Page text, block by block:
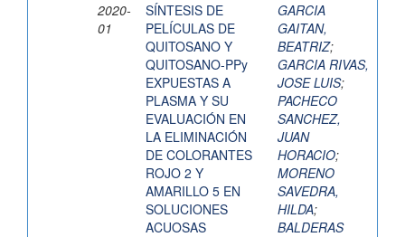
2020-
01
SÍNTESIS DE
PELÍCULAS DE
QUITOSANO Y
QUITOSANO-PPy
EXPUESTAS A
PLASMA Y SU
EVALUACIÓN EN
LA ELIMINACIÓN
DE COLORANTES
ROJO 2 Y
AMARILLO 5 EN
SOLUCIONES
ACUOSAS
GARCIA
GAITAN,
BEATRIZ;
GARCIA RIVAS,
JOSE LUIS;
PACHECO
SANCHEZ,
JUAN
HORACIO;
MORENO
SAVEDRA,
HILDA;
BALDERAS